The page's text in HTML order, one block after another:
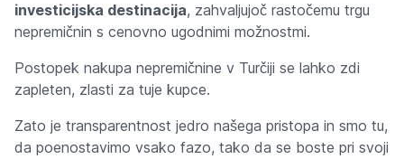
investicijska destinacija, zahvaljujoč rastočemu trgu
nepremičnin s cenovno ugodnimi možnostmi.
Postopek nakupa nepremičnine v Turčiji se lahko zdi
zapleten, zlasti za tuje kupce.
Zato je transparentnost jedro našega pristopa in smo tu,
da poenostavimo vsako fazo, tako da se boste pri svoji